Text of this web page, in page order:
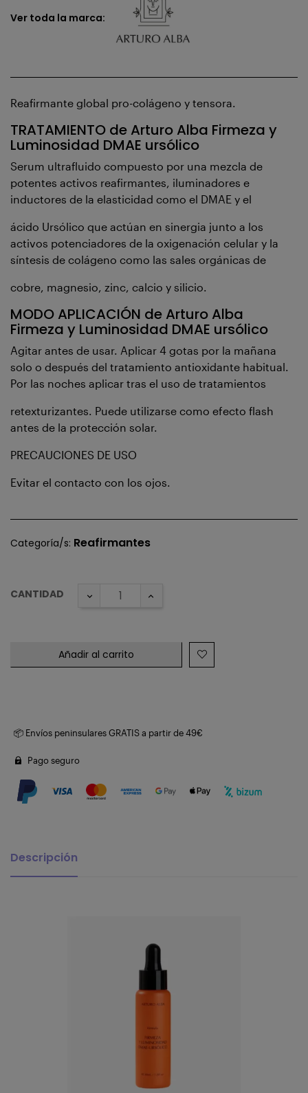
Ver toda la marca:
Reafirmante global pro-colágeno y tensora.
TRATAMIENTO de Arturo Alba Firmeza y
Luminosidad DMAE ursólico
Serum ultrafluido compuesto por una mezcla de
potentes activos reafirmantes, iluminadores e
inductores de la elasticidad como el DMAE y el
ácido Ursólico que actúan en sinergia junto a los
activos potenciadores de la oxigenación celular y la
síntesis de colágeno como las sales orgánicas de
cobre, magnesio, zinc, calcio y silicio.
MODO APLICACIÓN de Arturo Alba
Firmeza y Luminosidad DMAE ursólico
Agitar antes de usar. Aplicar 4 gotas por la mañana
solo o después del tratamiento antioxidante habitual.
Por las noches aplicar tras el uso de tratamientos
retexturizantes. Puede utilizarse como efecto flash
antes de la protección solar.
PRECAUCIONES DE USO
Evitar el contacto con los ojos.
Categoría/s: Reafirmantes
CANTIDAD
Añadir al carrito
📦 Envíos peninsulares GRATIS a partir de 49€
Pago seguro
Descripción